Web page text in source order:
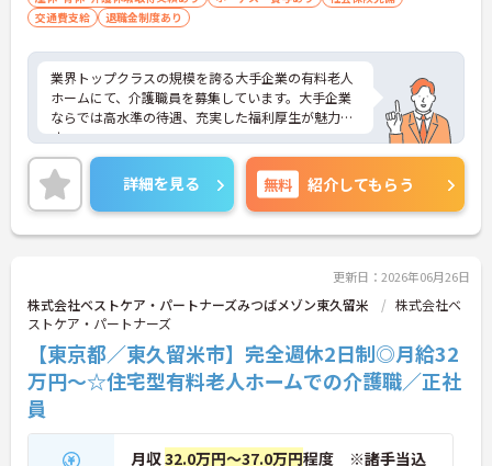
交通費支給
退職金制度あり
業界トップクラスの規模を誇る大手企業の有料老人
ホームにて、介護職員を募集しています。大手企業
ならでは高水準の待遇、充実した福利厚生が魅力で
す。
ご興味ある方には、面接対策ポイントなど、さらに
詳細をお話しいたしますのでお気軽にご相談くださ
い。
詳細を見る 無料 紹介してもらう
更新日：2026年06月26日
株式会社ベストケア・パートナーズみつばメゾン東久留米
株式会社ベ
ストケア・パートナーズ
【東京都／東久留米市】完全週休2日制◎月給32
万円～☆住宅型有料老人ホームでの介護職／正社
員
月収32.0万円～37.0万円程度 ※諸手当込